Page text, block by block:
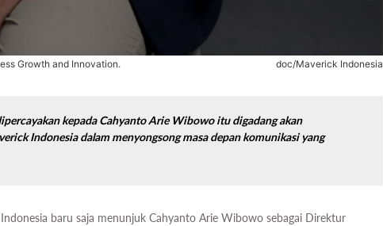
Growth and Innovation. doc/Maverick Indonesia
kepada Cahyanto Arie Wibowo itu digadang akan
Indonesia dalam menyongsong masa depan komunikasi yang
baru saja menunjuk Cahyanto Arie Wibowo sebagai Direktur